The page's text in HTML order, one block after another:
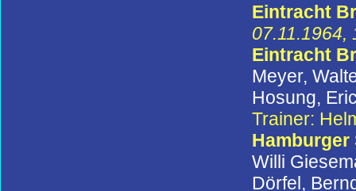
Eintracht
07.11.1964,
Eintracht
Meyer,
Hosung,
Trainer:
Hamburger
Willi
Dörfel,